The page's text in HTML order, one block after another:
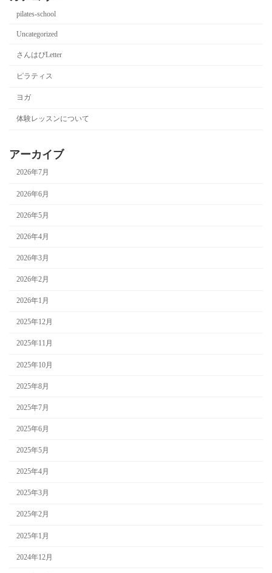
pilates-school
Uncategorized
さんはぴLetter
ピラティス
ヨガ
体験レッスンについて
アーカイブ
2026年7月
2026年6月
2026年5月
2026年4月
2026年3月
2026年2月
2026年1月
2025年12月
2025年11月
2025年10月
2025年8月
2025年7月
2025年6月
2025年5月
2025年4月
2025年3月
2025年2月
2025年1月
2024年12月